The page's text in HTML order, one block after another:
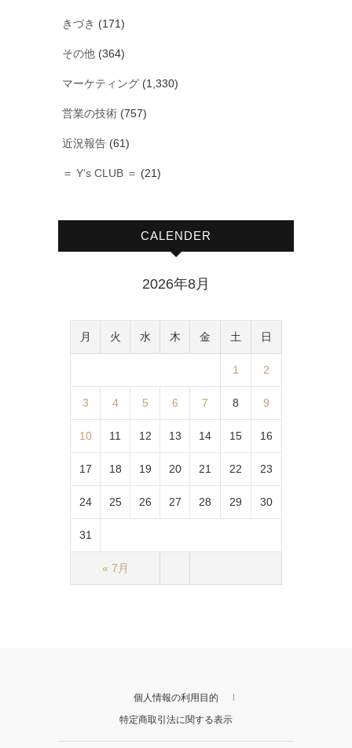
きづき (171)
その他 (364)
マーケティング (1,330)
営業の技術 (757)
近況報告 (61)
＝ Y‘s CLUB ＝ (21)
CALENDER
2026年8月
月 火 水 木 金 土 日
« 7月
1 2
3 4 5 6 7 8 9
10 11 12 13 14 15 16
17 18 19 20 21 22 23
24 25 26 27 28 29 30
31
個人情報の利用目的
特定商取引法に関する表示